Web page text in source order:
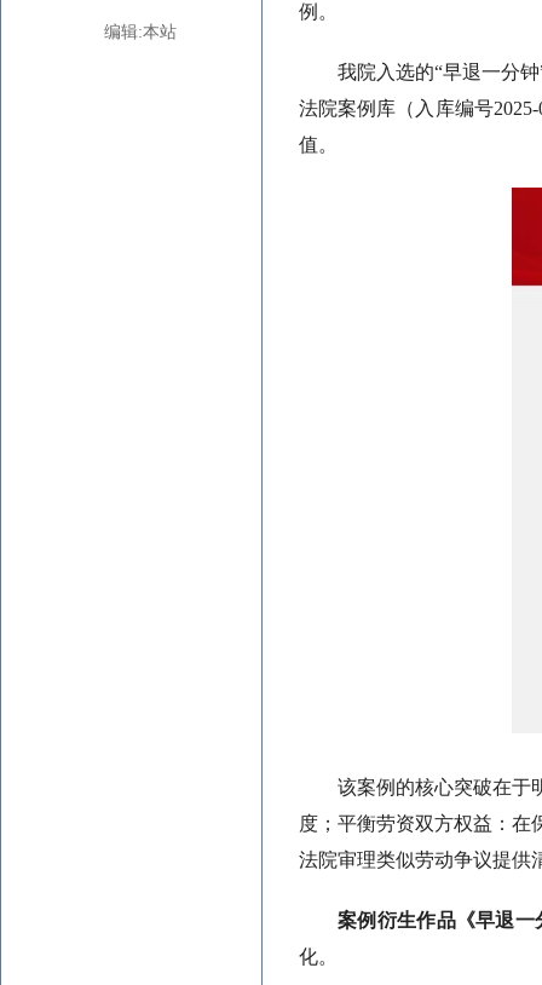
编辑:本站
例。
我院入选的“早退一分
法院案例库（入库编号
值。
该案例的核心突破在于
度；平衡劳资双方权益：在
法院审理类似劳动争议提供
案例衍生作品《早退
化。